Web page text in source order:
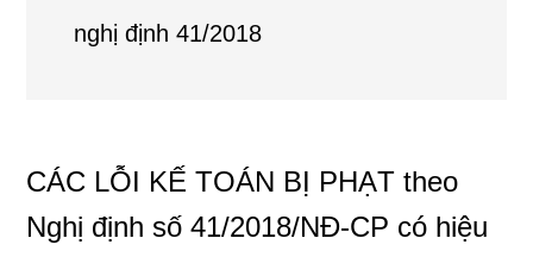
nghị định 41/2018
CÁC LỖI KẾ TOÁN BỊ PHẠT theo
Nghị định số 41/2018/NĐ-CP có hiệu